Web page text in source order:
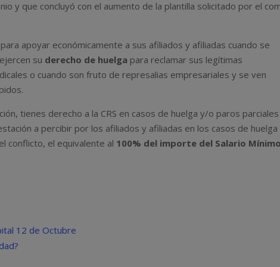
y que concluyó con el aumento de la plantilla solicitado por el
apoyar económicamente a sus afiliados y afiliadas cuando se
su derecho de huelga para reclamar sus legítimas
o cuando son fruto de represalias empresariales y se ven
tienes derecho a la CRS en casos de huelga y/o paros parciales
a percibir por los afiliados y afiliadas en los casos de huelga
conflicto, el equivalente al 100% del importe del Salario Mínimo
12 de Octubre